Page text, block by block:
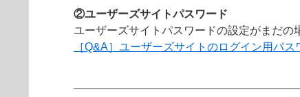
②ユーザーズサイトパスワード
ユーザーズサイトパスワードの設定がまだの
［Q&A］ユーザーズサイトのログイン用パ